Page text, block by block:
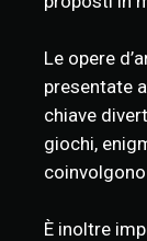
Le opere
presentate
chiave
giochi,
coinvolgono
È inoltre